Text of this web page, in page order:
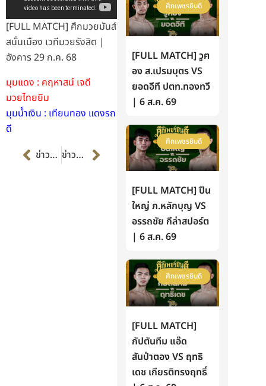
[FULL MATCH] ศึกมวยมันส์
สนั่นเมือง เวทีมวยรังสิต |
อังคาร 29 ก.ค. 68
มุมแดง : คฤหาสน์ เจดี
มวยไทยยิม
มุมน้ำเงิน : เทียนทอง แดงรถ
ดี
Prevข่าวก่อนหน้า ข่าวต่อไป Next
ศึกเพชรยินดี
[FULL MATCH] วูฅ
อง ส.เปรมบุตร VS
ยอดอีที ปตท.ทองทวี
| 6 ส.ค. 69
ศึกเพชรยินดี
[FULL MATCH] ปืน
ใหญ่ ภ.หลักบุญ VS
อรรถชัย กีล่าสปอร์ต
| 6 ส.ค. 69
ศึกเพชรยินดี
[FULL MATCH]
กัปตันทีม แอ๊ด
สันป่าตอง VS ฤทธิ
เดช เกียรติทรงฤทธิ์